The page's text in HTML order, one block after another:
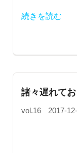
続きを読む
諸々遅れて
vol.16 2017-